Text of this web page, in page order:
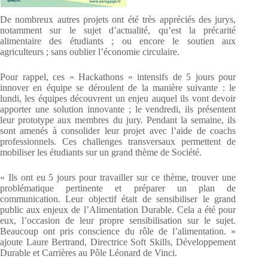
De nombreux autres projets ont été très appréciés des jurys,
notamment sur le sujet d’actualité, qu’est la précarité
alimentaire des étudiants ; ou encore le soutien aux
agriculteurs ; sans oublier l’économie circulaire.
Pour rappel, ces « Hackathons » intensifs de 5 jours pour
innover en équipe se déroulent de la manière suivante : le
lundi, les équipes découvrent un enjeu auquel ils vont devoir
apporter une solution innovante ; le vendredi, ils présentent
leur prototype aux membres du jury. Pendant la semaine, ils
sont amenés à consolider leur projet avec l’aide de coachs
professionnels. Ces challenges transversaux permettent de
mobiliser les étudiants sur un grand thème de Société.
« Ils ont eu 5 jours pour travailler sur ce thème, trouver une
problématique pertinente et préparer un plan de
communication. Leur objectif était de sensibiliser le grand
public aux enjeux de l’Alimentation Durable. Cela a été pour
eux, l’occasion de leur propre sensibilisation sur le sujet.
Beaucoup ont pris conscience du rôle de l’alimentation. »
ajoute Laure Bertrand, Directrice Soft Skills, Développement
Durable et Carrières au Pôle Léonard de Vinci.